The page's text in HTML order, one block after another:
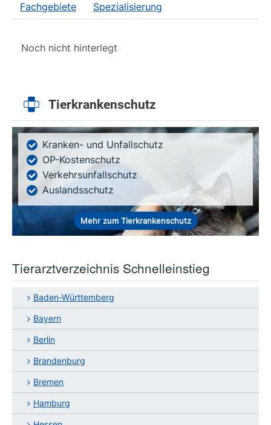
Fachgebiete Spezialisierung
Noch nicht hinterlegt
Tierkrankenschutz
Kranken- und Unfallschutz
OP-Kostenschutz
Verkehrsunfallschutz
Auslandsschutz
Mehr zum Tierkrankenschutz
Tierarztverzeichnis Schnelleinstieg
Baden-Württemberg
Bayern
Berlin
Brandenburg
Bremen
Hamburg